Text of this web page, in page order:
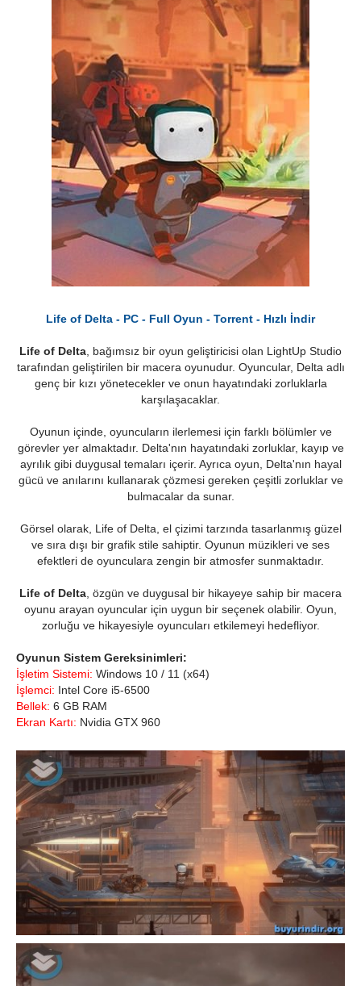
Life of Delta - PC - Full Oyun - Torrent - Hızlı İndir
Life of Delta , bağımsız bir oyun geliştiricisi olan LightUp Studio
tarafından geliştirilen bir macera oyunudur. Oyuncular, Delta adlı
genç bir kızı yönetecekler ve onun hayatındaki zorluklarla
karşılaşacaklar.
Oyunun içinde, oyuncuların ilerlemesi için farklı bölümler ve
görevler yer almaktadır. Delta'nın hayatındaki zorluklar, kayıp ve
ayrılık gibi duygusal temaları içerir. Ayrıca oyun, Delta'nın hayal
gücü ve anılarını kullanarak çözmesi gereken çeşitli zorluklar ve
bulmacalar da sunar.
Görsel olarak, Life of Delta, el çizimi tarzında tasarlanmış güzel
ve sıra dışı bir grafik stile sahiptir. Oyunun müzikleri ve ses
efektleri de oyunculara zengin bir atmosfer sunmaktadır.
Life of Delta , özgün ve duygusal bir hikayeye sahip bir macera
oyunu arayan oyuncular için uygun bir seçenek olabilir. Oyun,
zorluğu ve hikayesiyle oyuncuları etkilemeyi hedefliyor.
Oyunun Sistem Gereksinimleri:
İşletim Sistemi: Windows 10 / 11 (x64)
İşlemci: Intel Core i5-6500
Bellek: 6 GB RAM
Ekran Kartı: Nvidia GTX 960